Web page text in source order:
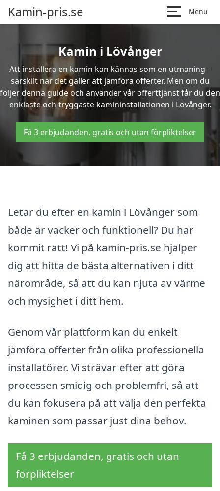
Kamin-pris.se Menu
Kamin i Lövånger
Att installera en kamin kan kännas som en utmaning –
särskilt när det gäller att jämföra offerter. Men om du
följer denna guide och använder vår offerttjänst får du den
enklaste och tryggaste kamininstallationen i Lövånger.
Få 3 erbjudanden, gratis och utan förpliktelser
Letar du efter en kamin i Lövånger som
både är vacker och funktionell? Du har
kommit rätt! Vi på kamin-pris.se hjälper
dig att hitta de bästa alternativen i ditt
närområde, så att du kan njuta av värme
och mysighet i ditt hem.
Genom vår plattform kan du enkelt
jämföra offerter från olika professionella
installatörer. Vi strävar efter att göra
processen smidig och problemfri, så att
du kan fokusera på att välja den perfekta
kaminen som passar just dina behov.
Få 3 erbjudanden, gratis och utan
förpliktelser